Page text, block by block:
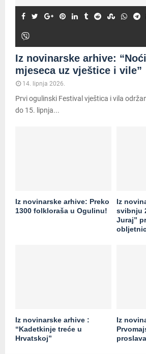
Iz novinarske arhive:
mjeseca uz vještice i vile”
14. lipnja 2026.
Prvi ogulinski Festival vještica i vila
do 15. lipnja...
Iz novinarske arhive: Preko
1300 folkloraša u Ogulinu!
Iz
svibnju
Juraj”
Iz novinarske arhive :
“Kadetkinje treće u
Hrvatskoj”
Iz